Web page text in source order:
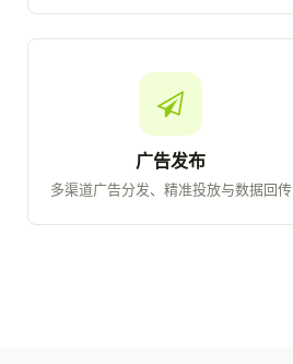
广告发布
多渠道广告分发、精准投放与数据回传